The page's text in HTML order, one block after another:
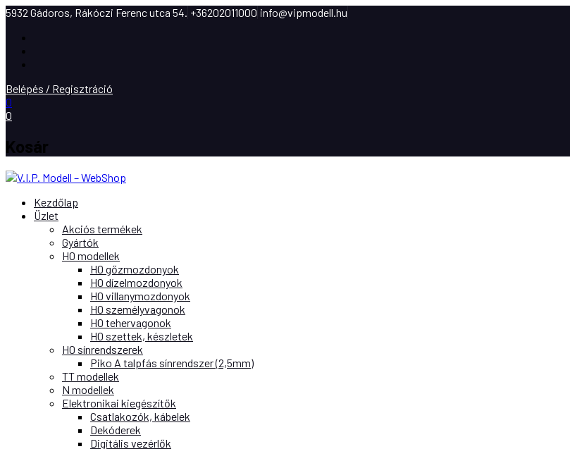
5932 Gádoros, Rákóczi Ferenc utca 54. +36202011000 info@vipmodell.hu
Belépés / Regisztráció
0
0
Kosár
Kezdőlap
Üzlet
Akciós termékek
Gyártók
H0 modellek
H0 gőzmozdonyok
H0 dízelmozdonyok
H0 villanymozdonyok
H0 személyvagonok
H0 tehervagonok
H0 szettek, készletek
H0 sínrendszerek
Piko A talpfás sínrendszer (2,5mm)
TT modellek
N modellek
Elektronikai kiegészítők
Csatlakozók, kábelek
Dekóderek
Digitális vezérlők